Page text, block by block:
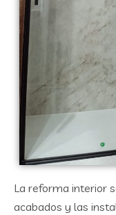
La reforma interior
acabados y las